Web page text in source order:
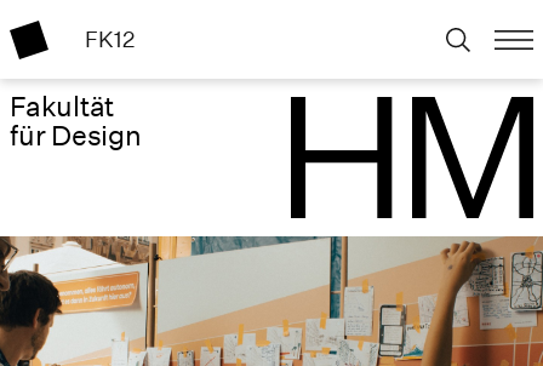
FK12
Fakultät
für Design